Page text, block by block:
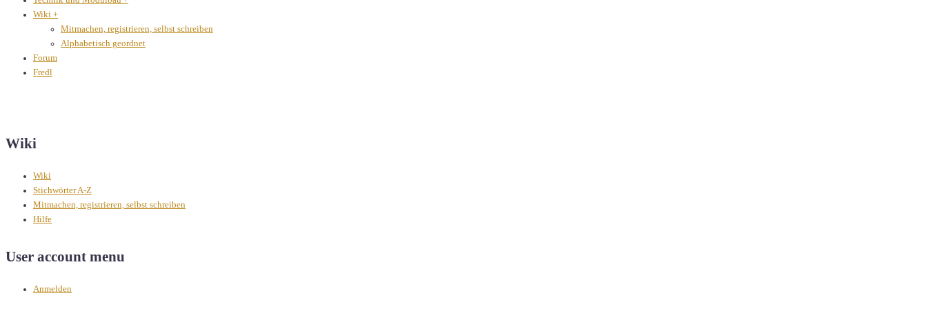
Wiki +
Mitmachen, registrieren, selbst schreiben
Alphabetisch geordnet
Forum
Fredl
Wiki
Wiki
Stichwörter A-Z
Mitmachen, registrieren, selbst schreiben
Hilfe
User account menu
Anmelden